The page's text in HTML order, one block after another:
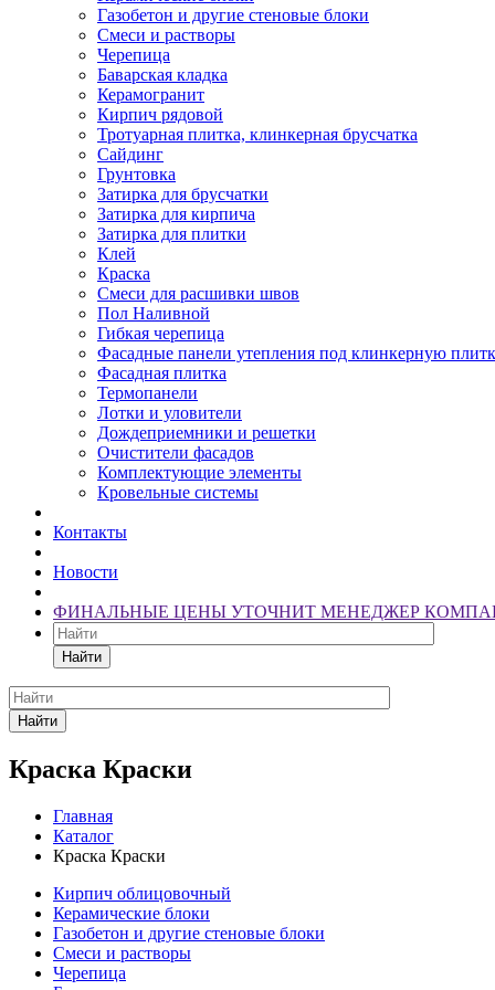
Газобетон и другие стеновые блоки
Смеси и растворы
Черепица
Баварская кладка
Керамогранит
Кирпич рядовой
Тротуарная плитка, клинкерная брусчатка
Сайдинг
Грунтовка
Затирка для брусчатки
Затирка для кирпича
Затирка для плитки
Клей
Краска
Смеси для расшивки швов
Пол Наливной
Гибкая черепица
Фасадные панели утепления под клинкерную
Фасадная плитка
Термопанели
Лотки и уловители
Дождеприемники и решетки
Очистители фасадов
Комплектующие элементы
Кровельные системы
Контакты
Новости
ФИНАЛЬНЫЕ ЦЕНЫ УТОЧНИТ МЕНЕДЖЕР
Найти
Найти
Краска Краски
Главная
Каталог
Краска Краски
Кирпич облицовочный
Керамические блоки
Газобетон и другие стеновые блоки
Смеси и растворы
Черепица